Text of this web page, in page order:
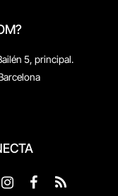
5, principal.
InstagramFacebook
RSS